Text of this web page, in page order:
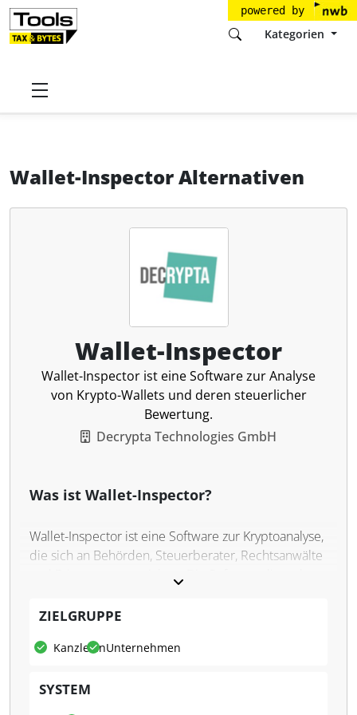
powered by
Kategorien
Startseite
Wallet-Inspector Alternativen
Wallet-Inspector
Wallet-Inspector ist eine Software zur Analyse
von Krypto-Wallets und deren steuerlicher
Bewertung.
Decrypta Technologies GmbH
Was ist Wallet-Inspector?
Wallet-Inspector ist eine Software zur Kryptoanalyse,
die sich an Behörden, Steuerberater, Rechtsanwälte
die Darstellung von Beständen, Transaktionen sowie
Unterstützt werden gängige Kryptowährungen wie
Integration von OSINT-Schnittstellen können
ZIELGRUPPE
KanzleienUnternehmen
SYSTEM